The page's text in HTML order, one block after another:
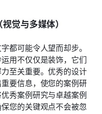
觉与多媒体）
都可能令人望而却步。
用不仅仅是装饰，它们
至关重要。优秀的设计
要信息，使您的案例研
秀案例研究与卓越案例
您的关键观点不会被忽